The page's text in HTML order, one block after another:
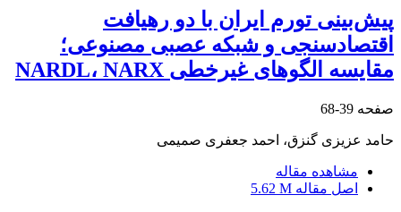
پیش‌بینی تورم ایران با دو رهیافت
اقتصادسنجی و شبکه عصبی مصنوعی؛
مقایسه الگوهای غیرخطی NARDL، NARX
صفحه 39-68
حامد عزیزی گنزق، احمد جعفری صمیمی
مشاهده مقاله
اصل مقاله 5.62 M